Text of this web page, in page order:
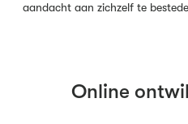
aandacht aan zichzelf te
Online